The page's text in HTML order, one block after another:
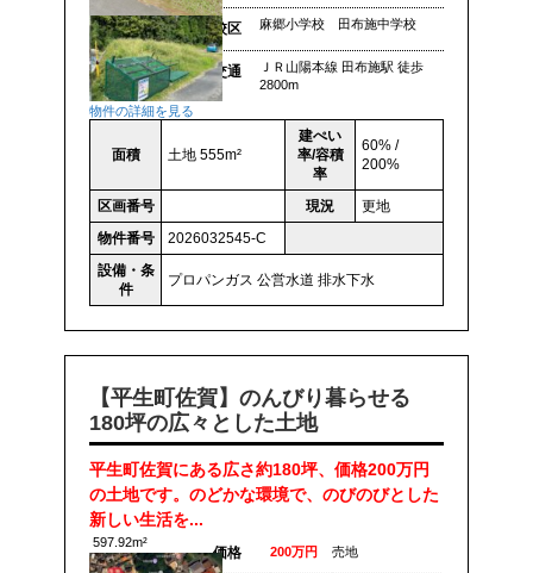
物件の詳細を見る
校区 麻郷小学校 田布施中学校
交通
ＪＲ山陽本線 田布施駅 徒歩
2800m
面積 土地 555m²
建ぺい
率/容積
率
60% /
200%
区画番号 現況
更地
物件番号
2026032545-C
設備・条
件
プロパンガス 公営水道 排水下水
【平生町佐賀】のんびり暮らせる
180坪の広々とした土地
平生町佐賀にある広さ約180坪、価格200万円
の土地です。のどかな環境で、のびのびとした
新しい生活を...
597.92m²
価格 200万円 売地